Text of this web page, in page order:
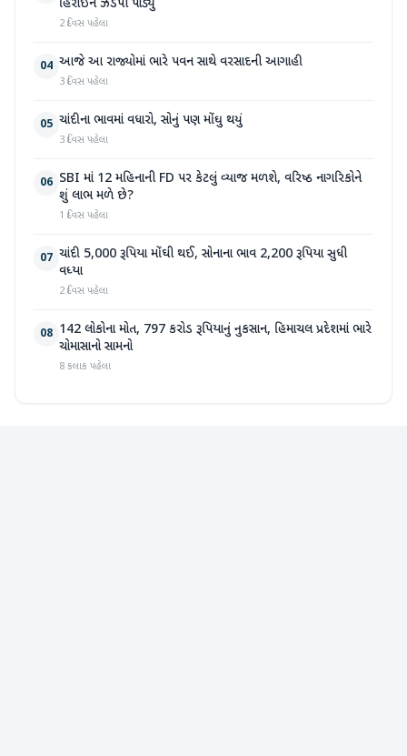
હિરોઈન ઝડપી પાડ્યું
2 દિવસ પહેલા
04 આજે આ રાજ્યોમાં ભારે પવન સાથે વરસાદની આગાહી
3 દિવસ પહેલા
05 ચાંદીના ભાવમાં વધારો, સોનું પણ મોંઘુ થયું
3 દિવસ પહેલા
06 SBI માં 12 મહિનાની FD પર કેટલું વ્યાજ મળશે, વરિષ્ઠ નાગરિકોને
શું લાભ મળે છે?
1 દિવસ પહેલા
07 ચાંદી 5,000 રૂપિયા મોંઘી થઈ, સોનાના ભાવ 2,200 રૂપિયા સુધી
વધ્યા
2 દિવસ પહેલા
08 142 લોકોના મોત, 797 કરોડ રૂપિયાનું નુકસાન, હિમાચલ પ્રદેશમાં ભારે
ચોમાસાનો સામનો
8 કલાક પહેલા